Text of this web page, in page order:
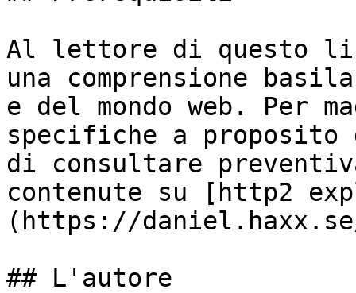
Al lettore di questo
una comprensione
e del mondo web. Per
specifiche a proposito
di consultare
contenute su [http2
(https://
## L'autore